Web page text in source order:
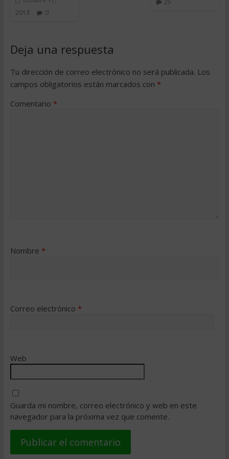
2013
0
25
Deja una respuesta
Tu dirección de correo electrónico no será publicada. Los
campos obligatorios están marcados con *
Comentario *
Nombre *
Correo electrónico *
Web
Guarda mi nombre, correo electrónico y web en este
navegador para la próxima vez que comente.